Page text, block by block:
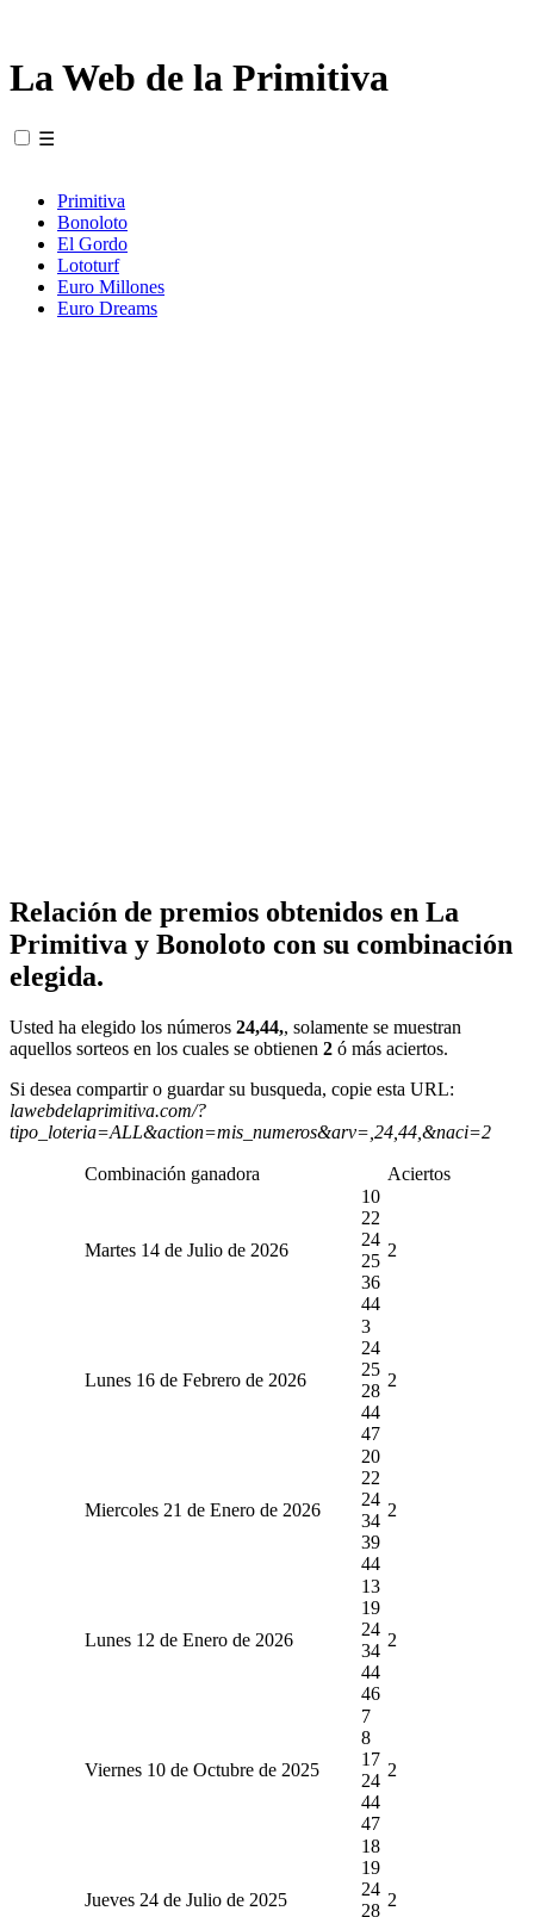
La Web de la Primitiva
☰
Primitiva
Bonoloto
El Gordo
Lototurf
Euro Millones
Euro Dreams
Relación de premios obtenidos en La
Primitiva y Bonoloto con su combinación
elegida.
Usted ha elegido los números 24,44,, solamente se muestran
aquellos sorteos en los cuales se obtienen 2 ó más aciertos.
Si desea compartir o guardar su busqueda, copie esta URL:
lawebdelaprimitiva.com/?
tipo_loteria=ALL&action=mis_numeros&arv=,24,44,&naci=2
Combinación ganadora Aciertos
Martes 14 de Julio de 2026
10
22
24
25
36
44
2
Lunes 16 de Febrero de 2026
3
24
25
28
44
47
2
Miercoles 21 de Enero de 2026
20
22
24
34
39
44
2
Lunes 12 de Enero de 2026
13
19
24
34
44
46
2
Viernes 10 de Octubre de 2025
7
8
17
24
44
47
2
Jueves 24 de Julio de 2025
18
19
24
28
2